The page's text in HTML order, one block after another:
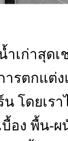
ำเก่าสุดเ
รตกแต่ง
น โดยเร
บื้อง พื้น-ผ